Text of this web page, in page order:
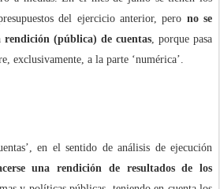
del ejercicio anterior, pero no se
rendición (pública) de cuentas, porque pasa
exclusivamente, a la parte ‘numérica’.
en el sentido de análisis de ejecución
una rendición de resultados de los